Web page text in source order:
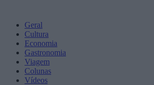
Geral
Cultura
Economia
Gastronomia
Viagem
Colunas
Vídeos